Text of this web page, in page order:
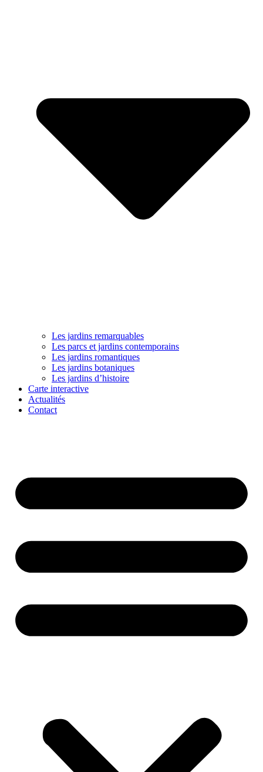
Les jardins remarquables
Les parcs et jardins contemporains
Les jardins romantiques
Les jardins botaniques
Les jardins d’histoire
Carte interactive
Actualités
Contact